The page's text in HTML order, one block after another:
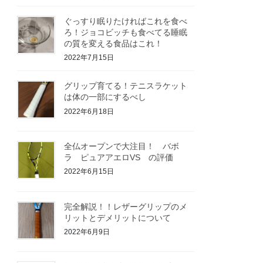
ぐっすり眠りたければこれを食べ
ろ！ジョコビッチも食べてる睡眠
の質を変える食品はこれ！
2022年7月15日
グリップ育てる！テニスラケット
は体の一部にするべし
2022年6月18日
全仏オープンで大注目！ バボ
ラ ピュアアエロVS の評価
2022年6月15日
完全解説！！レザーグリップのメ
リットとデメリットについて
2022年6月9日